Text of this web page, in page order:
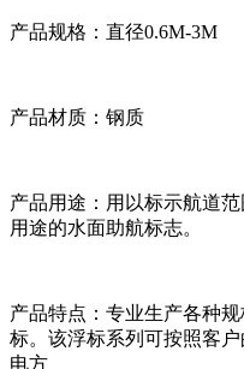
产品规格：直径0.6M-3M
产品材质：钢质
产品用途：用以标示航道
用途的水面助航标志。
产品特点：专业生产各种
标。该浮标系列可按照客
电方